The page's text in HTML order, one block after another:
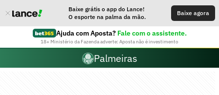
Baixe grátis o app do Lance!
O esporte na palma da mão.
Baixe agora
Ajuda com Aposta? Fale com o assistente.
18+ Ministério da Fazenda adverte: Aposta não é investimento
Palmeiras